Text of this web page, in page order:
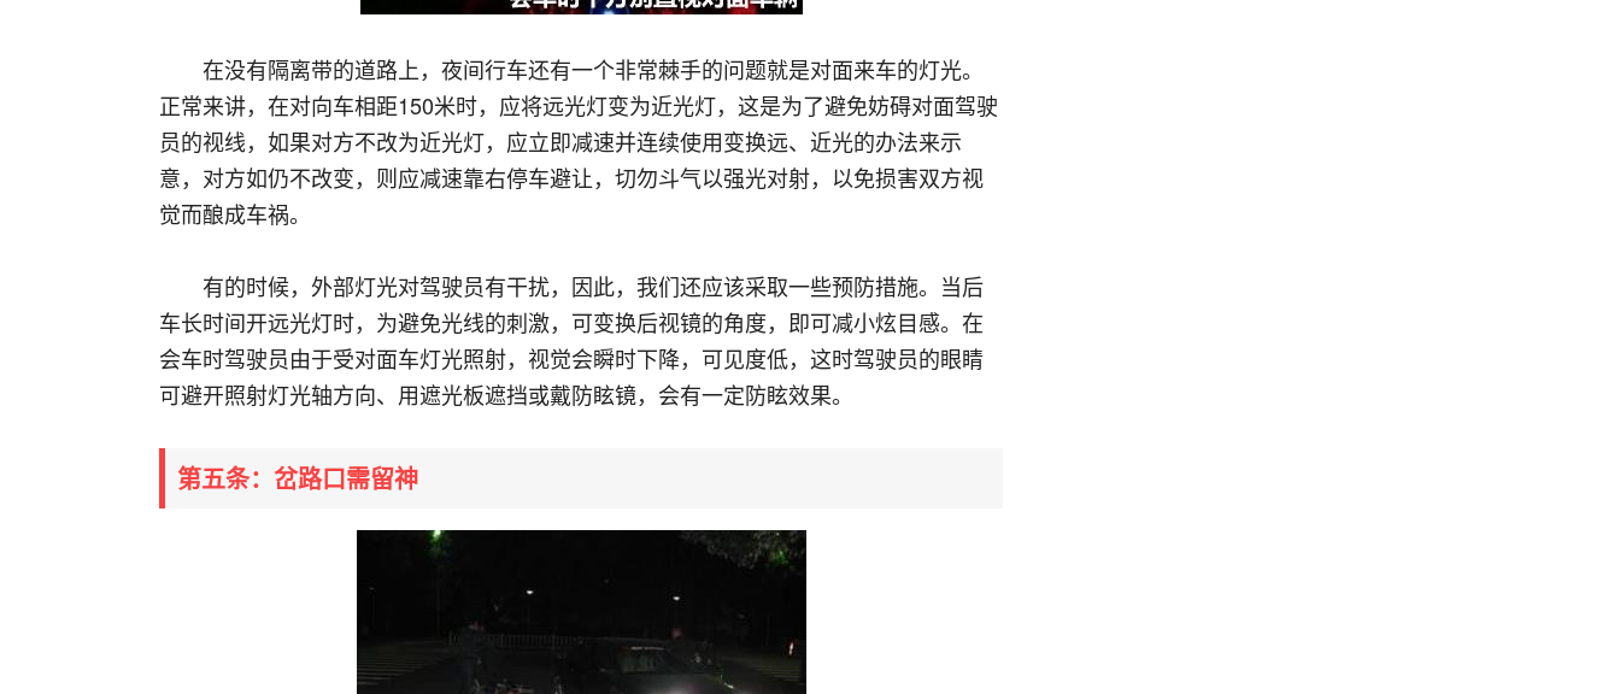
在没有隔离带的道路上，夜间行车还有一个非常棘手的问题就是对面来车的灯光。
正常来讲，在对向车相距150米时，应将远光灯变为近光灯，这是为了避免妨碍对面驾驶
员的视线，如果对方不改为近光灯，应立即减速并连续使用变换远、近光的办法来示
意，对方如仍不改变，则应减速靠右停车避让，切勿斗气以强光对射，以免损害双方视
觉而酿成车祸。
有的时候，外部灯光对驾驶员有干扰，因此，我们还应该采取一些预防措施。当后
车长时间开远光灯时，为避免光线的刺激，可变换后视镜的角度，即可减小炫目感。在
会车时驾驶员由于受对面车灯光照射，视觉会瞬时下降，可见度低，这时驾驶员的眼睛
可避开照射灯光轴方向、用遮光板遮挡或戴防眩镜，会有一定防眩效果。
第五条：岔路口需留神